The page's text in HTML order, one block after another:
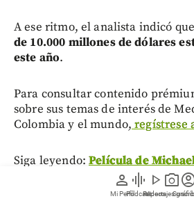
person
Mi Perfil
graphic_eq
Pódcast
play_arrow
Videos
photo_camera
Reportajes
A ese ritmo, el analista indicó
de 10.000 millones de dólares
este año.
Para consultar contenido
sobre sus temas de interés de
Colombia y el mundo, regístrese
Siga leyendo:Película de
los USD 700 millones y se
más exitoso del año